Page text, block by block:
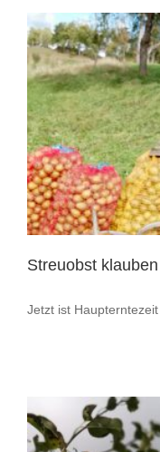
Streuobst klauben
Jetzt ist